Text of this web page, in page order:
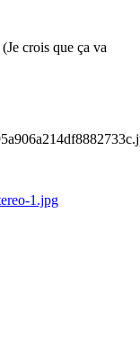
(Je crois que ça va